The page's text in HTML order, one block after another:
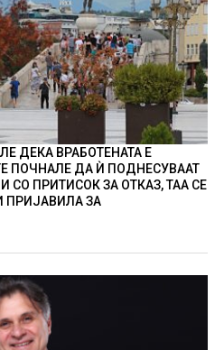
ДЕКА ВРАБОТЕНАТА Е
ПОЧНАЛЕ ДА Ѝ ПОДНЕСУВААТ
ПРИТИСОК ЗА ОТКАЗ, ТАА СЕ
ПРИЈАВИЛА ЗА